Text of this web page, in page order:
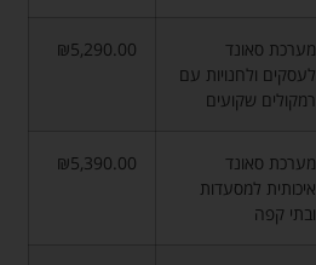
מערכת סאונד
לעסקים ולחנויות עם
רמקולים שקועים
₪5,290.00
מערכת סאונד
איכותית למסעדות
ובתי קפה
₪5,390.00